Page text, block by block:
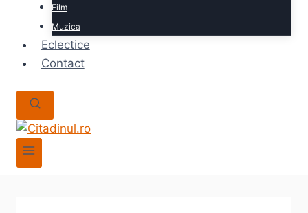
Film
Muzica
Eclectice
Contact